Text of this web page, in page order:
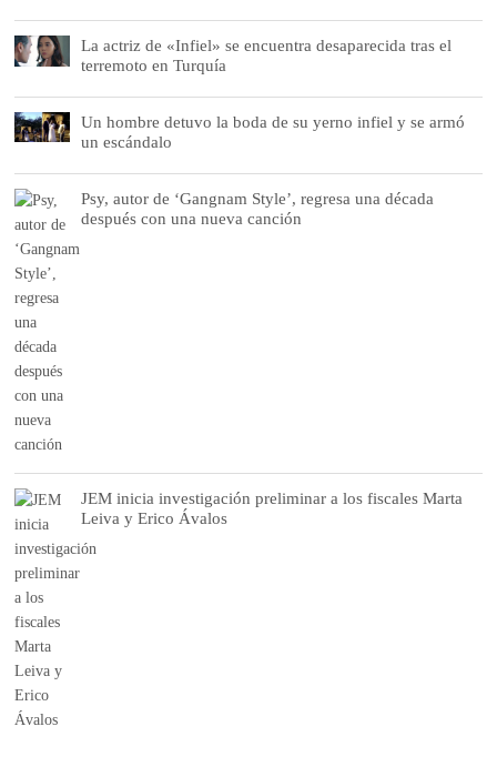
La actriz de «Infiel» se encuentra desaparecida tras el
terremoto en Turquía
Un hombre detuvo la boda de su yerno infiel y se armó
un escándalo
Psy, autor de ‘Gangnam Style’, regresa una década
después con una nueva canción
JEM inicia investigación preliminar a los fiscales Marta
Leiva y Erico Ávalos